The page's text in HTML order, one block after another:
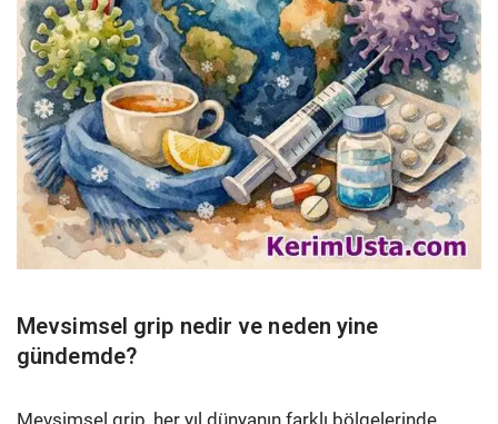
Mevsimsel grip nedir ve neden yine
gündemde?
Mevsimsel grip, her yıl dünyanın farklı bölgelerinde